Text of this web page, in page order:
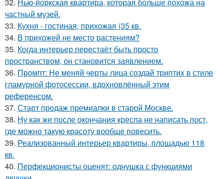
32. Нью-йоркская квартира, которая больше похожа на
частный музей.
33. Кухня - гостиная, прихожая (35 кв.
34. В прихожей не место растениям?
35. Когда интерьер перестаёт быть просто
пространством, он становится заявлением.
36. Промпт: Не меняй черты лица создай триптих в стиле
гламурной фотосессии, вдохновлённый этим
референсом.
37. Старт продаж премиалки в старой Москве.
38. Ну как же после окончания кресла не написать пост,
где можно такую красоту вообще повесить.
39. Реализованный интерьер квартиры, площадью 118
кв.
40. Перфекционисты оценят: однушка с функциями